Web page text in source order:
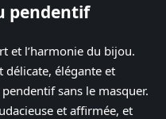
pendentif
et l’harmonie du bijou.
délicate, élégante et
sans le masquer.
et affirmée, et